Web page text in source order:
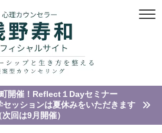
開催！Reflect１Dayセミナー
ッションは夏休みをいただきます
次回は9月開催）